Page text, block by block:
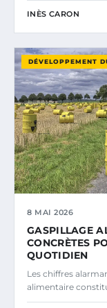
INÈS CARON
DÉVELOPPEMENT
8 MAI 2026
GASPILLAGE
CONCRÈTES
QUOTIDIEN
Les chiffres
alimentaire